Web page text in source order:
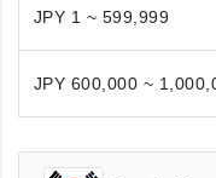
JPY 1 ~ 599,999
JPY 600,000 ~